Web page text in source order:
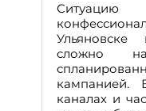
сложно
кампанией.
каналах и